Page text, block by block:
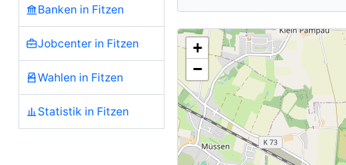
Banken in Fitzen
Jobcenter in Fitzen
Wahlen in Fitzen
Statistik in Fitzen
+
−